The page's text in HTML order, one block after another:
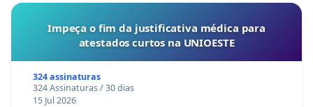
Impeça o fim da justificativa médica para
atestados curtos na UNIOESTE
324 assinaturas
324 Assinaturas / 30 dias
15 Jul 2026